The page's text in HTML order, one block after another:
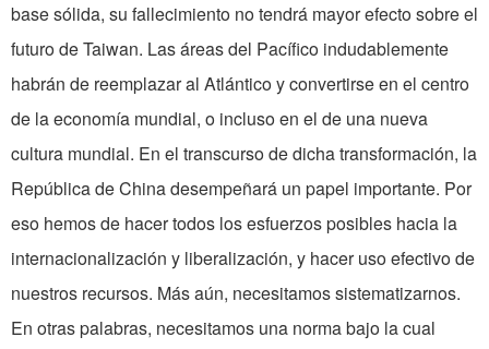
base sólida, su fallecimiento no tendrá mayor efecto sobre el
futuro de Taiwan. Las áreas del Pacífico indudablemente
habrán de reemplazar al Atlántico y convertirse en el centro
de la economía mundial, o incluso en el de una nueva
cultura mundial. En el transcurso de dicha transformación, la
República de China desempeñará un papel importante. Por
eso hemos de hacer todos los esfuerzos posibles hacia la
internacionalización y liberalización, y hacer uso efectivo de
nuestros recursos. Más aún, necesitamos sistematizarnos.
En otras palabras, necesitamos una norma bajo la cual